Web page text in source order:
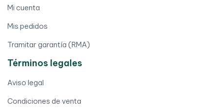
Mi cuenta
Mis pedidos
Tramitar garantía (RMA)
Términos legales
Aviso legal
Condiciones de venta